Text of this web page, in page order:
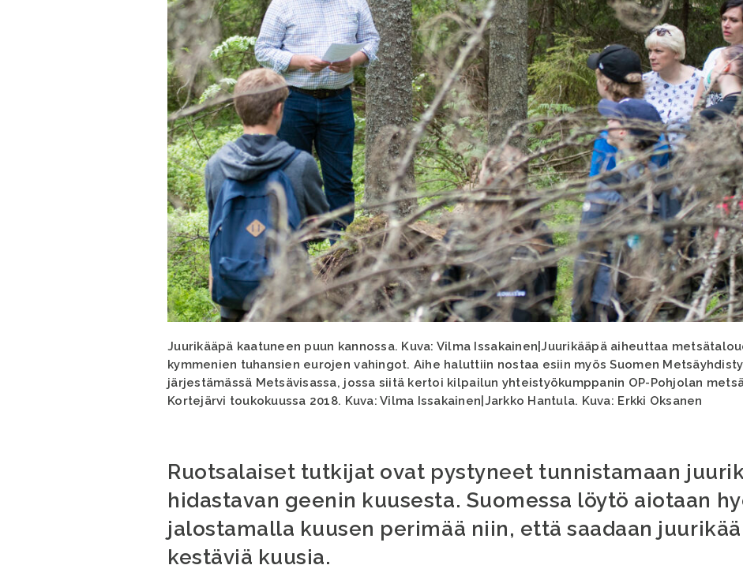
Juurikääpä kaatuneen puun kannossa. Kuva: Vilma Issakainen|Juurikääpä aiheuttaa
kymmenien tuhansien eurojen vahingot. Aihe haluttiin nostaa esiin myös Suomen
järjestämässä Metsävisassa, jossa siitä kertoi kilpailun yhteistyökumppanin OP-Pohjolan
Kortejärvi toukokuussa 2018. Kuva: Vilma Issakainen|Jarkko Hantula. Kuva: Erkki Oksanen
Ruotsalaiset tutkijat ovat pystyneet tunnistamaan
hidastavan geenin kuusesta. Suomessa löytö aiotaan
jalostamalla kuusen perimää niin, että saadaan
kestäviä kuusia.